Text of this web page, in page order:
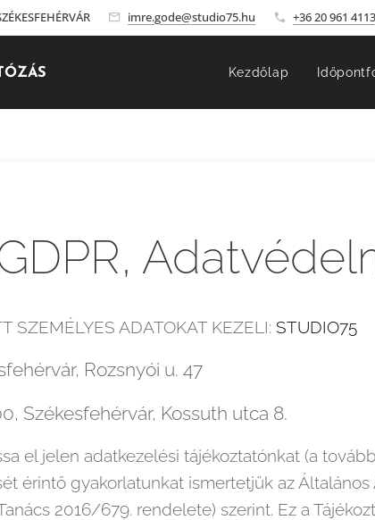
imre.gode@studio75.hu +36 20 961 4113
Kezdőlap
SZEMÉLYES ADATOKAT KEZELI: STUDIO75
Rozsnyói u. 47
Székesfehérvár, Kossuth utca 8.
el jelen adatkezelési tájékoztatónkat (a
érintő gyakorlatunkat ismertetjük az
2016/679. rendelete) szerint. Ez a